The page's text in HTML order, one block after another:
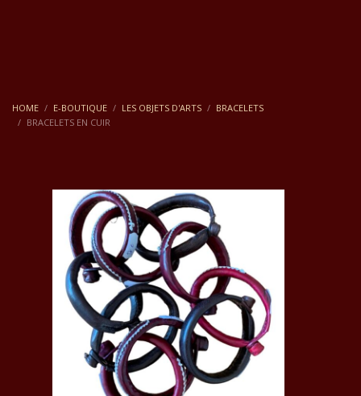
HOME E-BOUTIQUE LES OBJETS D'ARTS
BRACELETS
BRACELETS EN CUIR